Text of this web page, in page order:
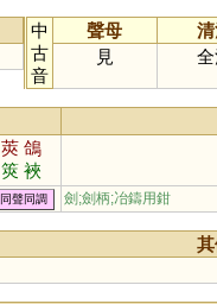
中
古
音
聲母
見
莢 鴿
筴 裌
搿 跲
同聲同調 劍;劍柄;冶鑄用鉗